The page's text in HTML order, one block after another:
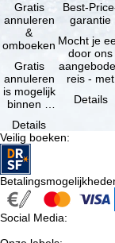
Gratis
annuleren
&
omboeken
Gratis
annuleren
is mogelijk
binnen 5
de
boeking,
als jouw
vakantie …
Details
Best-
garantie
Mocht je
door ons
reis - met
Details
Veilig boeken:
Social Media: